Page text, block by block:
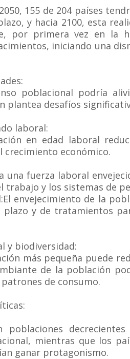
155 de 204 países
y hacia 2100, esta
por primera vez en la
iniciando una
poblacional podría
plantea desafíos
laboral:
en edad laboral
económico.
una fuerza laboral
trabajo y los sistemas de
envejecimiento de la
plazo y de tratamientos
y biodiversidad:
más pequeña puede
de la población
de consumo.
poblaciones
mientras que los
ganar protagonismo.